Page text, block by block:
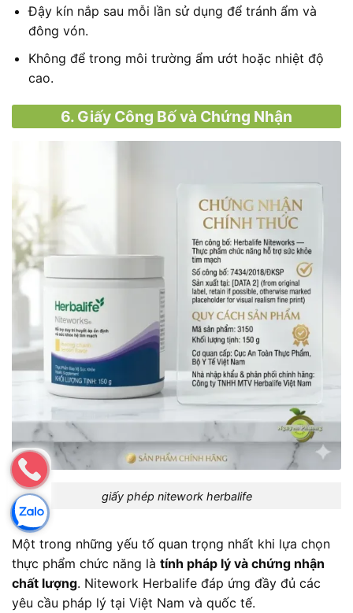
Đậy kín nắp sau mỗi lần sử dụng để tránh ẩm và
đông vón.
Không để trong môi trường ẩm ướt hoặc nhiệt độ
cao.
6. Giấy Công Bố và Chứng Nhận
giấy phép nitework herbalife
Một trong những yếu tố quan trọng nhất khi lựa chọn
thực phẩm chức năng là tính pháp lý và chứng nhận
chất lượng. Nitework Herbalife đáp ứng đầy đủ các
yêu cầu pháp lý tại Việt Nam và quốc tế.